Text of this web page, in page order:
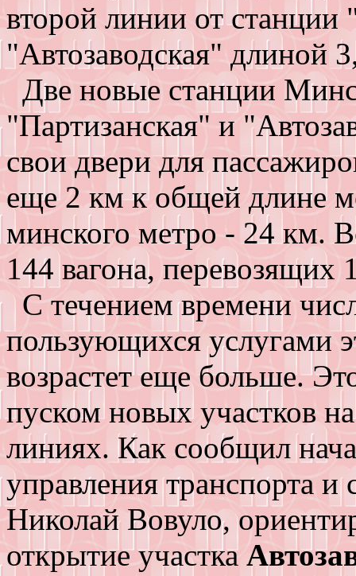
второй линии от станции
"Автозаводская" длиной
Две новые станции
"Партизанская" и
свои двери для
еще 2 км к общей длине
минского метро - 24 км.
144 вагона, перевозящих
С течением времени
пользующихся услугами
возрастет еще больше.
пуском новых участков
линиях. Как сообщил
управления транспорта
Николай Вовуло,
открытие участка